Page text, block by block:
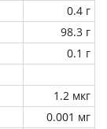
0.4 г
98.3 г
0.1 г
1.2 мкг
0.001 мг